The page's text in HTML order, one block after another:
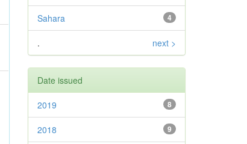
4
Sahara
. next >
Date issued
8
2019
9
2018